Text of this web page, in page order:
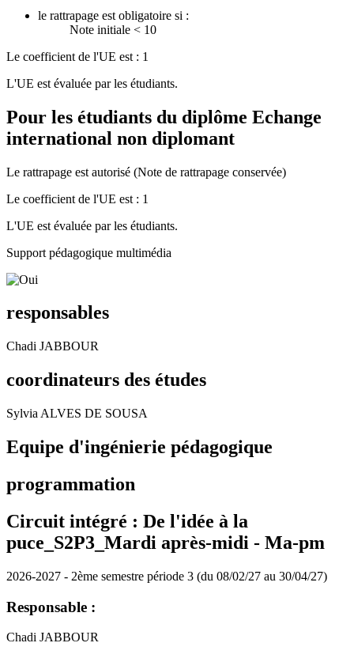
le rattrapage est obligatoire si :
Note initiale < 10
Le coefficient de l'UE est : 1
L'UE est évaluée par les étudiants.
Pour les étudiants du diplôme Echange
international non diplomant
Le rattrapage est autorisé (Note de rattrapage conservée)
Le coefficient de l'UE est : 1
L'UE est évaluée par les étudiants.
Support pédagogique multimédia
responsables
Chadi JABBOUR
coordinateurs des études
Sylvia ALVES DE SOUSA
Equipe d'ingénierie pédagogique
programmation
Circuit intégré : De l'idée à la
puce_S2P3_Mardi après-midi - Ma-pm
2026-2027 - 2ème semestre période 3 (du 08/02/27 au 30/04/27)
Responsable :
Chadi JABBOUR